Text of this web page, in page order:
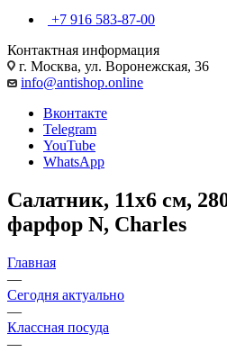
+7 916 583-87-00
Контактная информация
г. Москва, ул. Воронежская, 36
info@antishop.online
Вконтакте
Telegram
YouTube
WhatsApp
Салатник, 11х6 см,
фарфор N, Charles
Главная
—
Сегодня актуально
—
Классная посуда
—